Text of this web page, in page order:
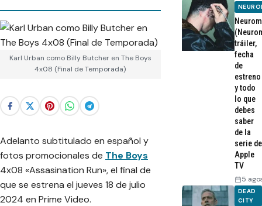
Karl Urban como Billy Butcher en The Boys
4x08 (Final de Temporada)
Adelanto subtitulado en español y
fotos promocionales de The Boys
4x08 «Assasination Run», el final de
que se estrena el jueves 18 de julio
2024 en Prime Video.
tráiler,
fecha
de
estreno
y todo
lo que
debes
saber
de la
serie de
Apple
TV
5
DEAD
CITY